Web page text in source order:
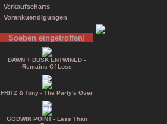
Verkaufscharts
Vorankuendigungen
Soeben eingetroffen!
DAWN + DUSK ENTWINED -
Remains Of Loss
FRITZ & Tony - The Party's Over
GODWIN POINT - Less Than